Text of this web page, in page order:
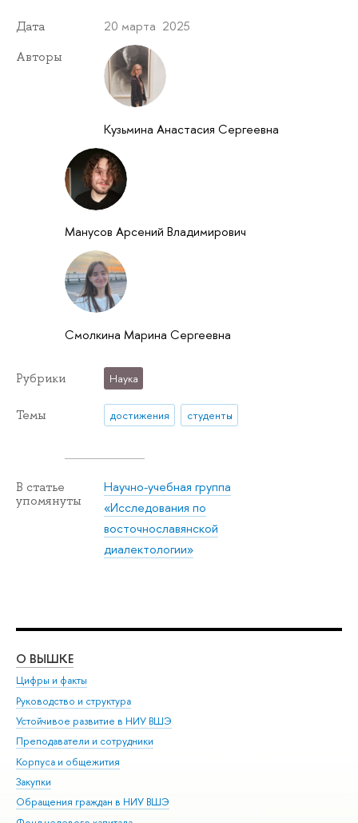
Дата 20 марта 2025
Авторы
Кузьмина Анастасия Сергеевна
Манусов Арсений Владимирович
Смолкина Марина Сергеевна
Рубрики Наука
Темы достижения студенты
В статье
упомянуты
Научно-учебная группа
«Исследования по
восточнославянской
диалектологии»
О ВЫШКЕ
Цифры и факты
Руководство и структура
Устойчивое развитие в НИУ ВШЭ
Преподаватели и сотрудники
Корпуса и общежития
Закупки
Обращения граждан в НИУ ВШЭ